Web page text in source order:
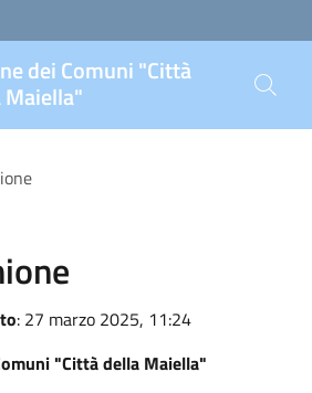
dei Comuni "Città
Maiella"
: 27 marzo 2025, 11:24
"Città della Maiella"